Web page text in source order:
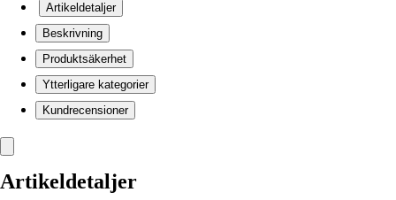
Artikeldetaljer
Beskrivning
Produktsäkerhet
Ytterligare kategorier
Kundrecensioner
Artikeldetaljer